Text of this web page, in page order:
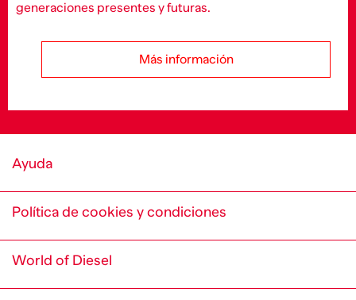
generaciones presentes y futuras.
Más información
Ayuda
Política de cookies y condiciones
World of Diesel